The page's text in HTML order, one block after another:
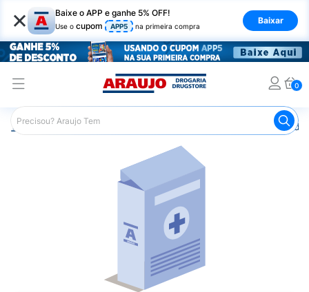
× Baixe o APP e ganhe 5% OFF!
Use o cupom APP5 na primeira compra
Baixar
0
Araujo Medicamentos